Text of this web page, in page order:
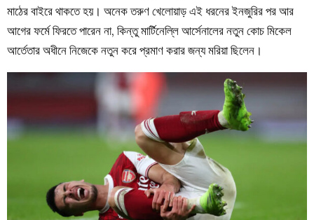
মাঠের বাইরে থাকতে হয়। অনেক তরুণ খেলোয়াড় এই ধরনের ইনজুরির পর আর
আগের ফর্মে ফিরতে পারেন না, কিন্তু মার্টিনেল্লি আর্সেনালের নতুন কোচ মিকেল
আর্তেতার অধীনে নিজেকে নতুন করে প্রমাণ করার জন্য মরিয়া ছিলেন।